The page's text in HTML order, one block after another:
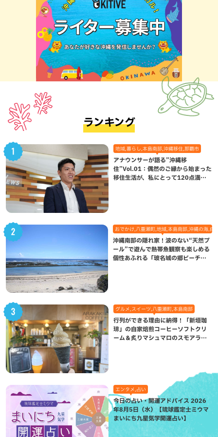
ランキング
地域,暮らし,本島南部,沖縄移住,那覇市
アナウンサーが語る”沖縄移
住”Vol.01：偶然のご縁から始まった
移住生活が、私にとって120点満点
おでかけ,八重瀬町,地域,本島南部,沖縄の海,自
沖縄南部の隠れ家！波のない“天然プ
ール”で遊んで熱帯魚観察も楽しめる
個性あふれる「玻名城の郷ビーチ」
グルメ,スイーツ,八重瀬町,本島南部
行列ができる理由に納得！「新垣珈
琲」の自家焙煎コーヒーソフトクリ
ーム＆炙りマシュマロのスモアラテ
エンタメ,占い
今日の占い・開運アドバイス 2026
年8月5日（水）【琉球鑑定士ミウマ
まいにち九星気学開運占い】